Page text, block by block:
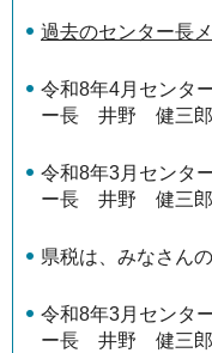
過去のセンター長
令和8年4月センタ
ー長 井野 健三郎
令和8年3月センタ
ー長 井野 健三郎
県税は、みなさん
令和8年3月センタ
ー長 井野 健三郎